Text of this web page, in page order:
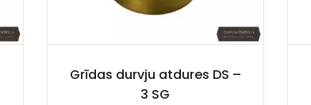
Grīdas durvju atdures DS –
3 SG